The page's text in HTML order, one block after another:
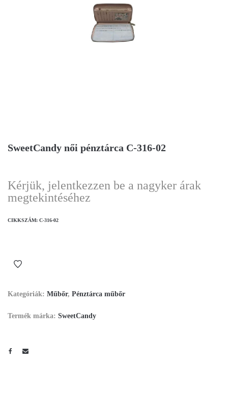
SweetCandy női pénztárca C-316-02
Kérjük, jelentkezzen be a nagyker árak
megtekintéséhez
CIKKSZÁM: C-316-02
Kategóriák: Műbőr, Pénztárca műbőr
Termék márka: SweetCandy